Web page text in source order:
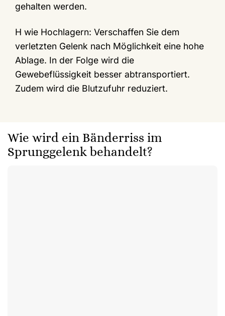
gehalten werden.
H wie Hochlagern: Verschaffen Sie dem
verletzten Gelenk nach Möglichkeit eine hohe
Ablage. In der Folge wird die
Gewebeflüssigkeit besser abtransportiert.
Zudem wird die Blutzufuhr reduziert.
Wie wird ein Bänderriss im
Sprunggelenk behandelt?